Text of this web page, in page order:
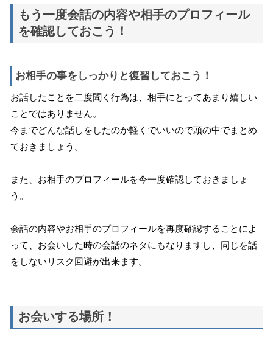
もう一度会話の内容や相手のプロフィール
を確認しておこう！
お相手の事をしっかりと復習しておこう！
お話したことを二度聞く行為は、相手にとってあまり嬉しい
ことではありません。
今までどんな話しをしたのか軽くでいいので頭の中でまとめ
ておきましょう。
また、お相手のプロフィールを今一度確認しておきましょ
う。
会話の内容やお相手のプロフィールを再度確認することによ
って、お会いした時の会話のネタにもなりますし、同じを話
をしないリスク回避が出来ます。
お会いする場所！